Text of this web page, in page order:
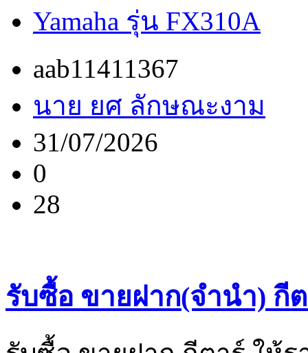
Yamaha รุ่น FX310A
aab11411367
นาย ยศ ลักษณะงาม
31/07/2026
0
28
รับซื้อ ขายฝาก(จำนำ) กีต